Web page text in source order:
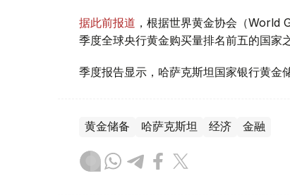
据此前报道 ，根据世界黄金协会（World
季度全球央行黄金购买量排名前五的国家之
季度报告显示，哈萨克斯坦国家银行黄金
黄金储备 哈萨克斯坦 经济 金融